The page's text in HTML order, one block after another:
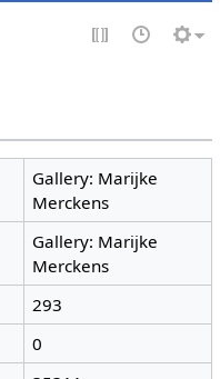
Gallery: Marijke
Merckens
Gallery: Marijke
Merckens
293
0